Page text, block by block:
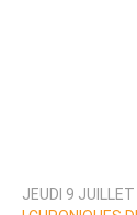
JEUDI 9